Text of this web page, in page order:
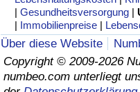
|Gesundheitsversorgung |
| Immobilienpreise |
Über diese Website
Copyright © 2009-2026
numbeo.com unterliegt
Kriminalitäts-Index
Kriminalitäts-Index
Kriminalitätsindex nach